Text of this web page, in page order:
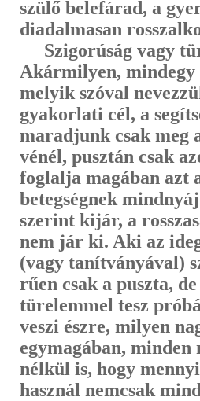
szülő belefárad, a
diadalmasan
Szigorúság vagy
Akármilyen, mindegy
melyik szóval
gyakorlati cél, a
maradjunk csak meg
vénél, pusztán csak
foglalja magában azt
betegségnek
szerint kijár, a
nem jár ki. Aki az
(vagy tanítványával)
rűen csak a puszta, de
türelemmel tesz
veszi észre, milyen
egymagában, minden
nélkül is, hogy
használ nemcsak